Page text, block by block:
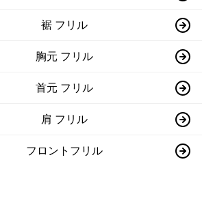
裾 フリル
胸元 フリル
首元 フリル
肩 フリル
フロントフリル